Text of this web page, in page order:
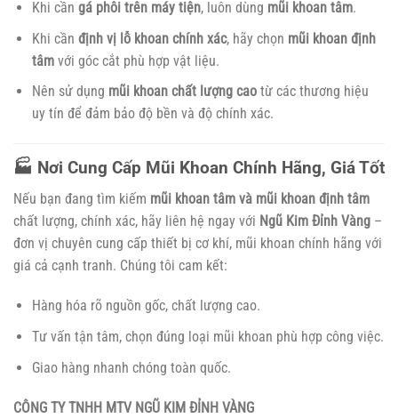
Khi cần gá phôi trên máy tiện, luôn dùng mũi khoan tâm.
Khi cần định vị lỗ khoan chính xác, hãy chọn mũi khoan định
tâmvới góc cắt phù hợp vật liệu.
Nên sử dụng mũi khoan chất lượng caotừ các thương hiệu
uy tín để đảm bảo độ bền và độ chính xác.
🏭 Nơi Cung Cấp Mũi Khoan Chính Hãng, Giá Tốt
Nếu bạn đang tìm kiếm mũi khoan tâm và mũi khoan định tâm
chất lượng, chính xác, hãy liên hệ ngay với Ngũ Kim Đỉnh Vàng –
đơn vị chuyên cung cấp thiết bị cơ khí, mũi khoan chính hãng với
giá cả cạnh tranh. Chúng tôi cam kết:
Hàng hóa rõ nguồn gốc, chất lượng cao.
Tư vấn tận tâm, chọn đúng loại mũi khoan phù hợp công việc.
Giao hàng nhanh chóng toàn quốc.
CÔNG TY TNHH MTV NGŨ KIM ĐỈNH VÀNG